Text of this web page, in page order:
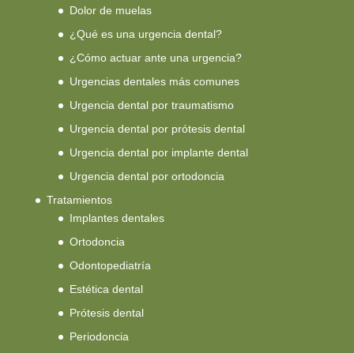
Dolor de muelas
¿Qué es una urgencia dental?
¿Cómo actuar ante una urgencia?
Urgencias dentales más comunes
Urgencia dental por traumatismo
Urgencia dental por prótesis dental
Urgencia dental por implante dental
Urgencia dental por ortodoncia
Tratamientos
Implantes dentales
Ortodoncia
Odontopediatría
Estética dental
Prótesis dental
Periodoncia